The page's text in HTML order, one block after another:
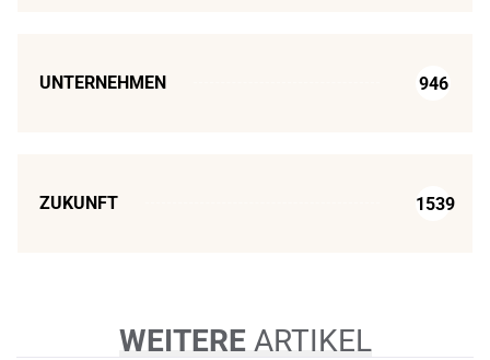
UNTERNEHMEN 946
ZUKUNFT 1539
WEITERE ARTIKEL